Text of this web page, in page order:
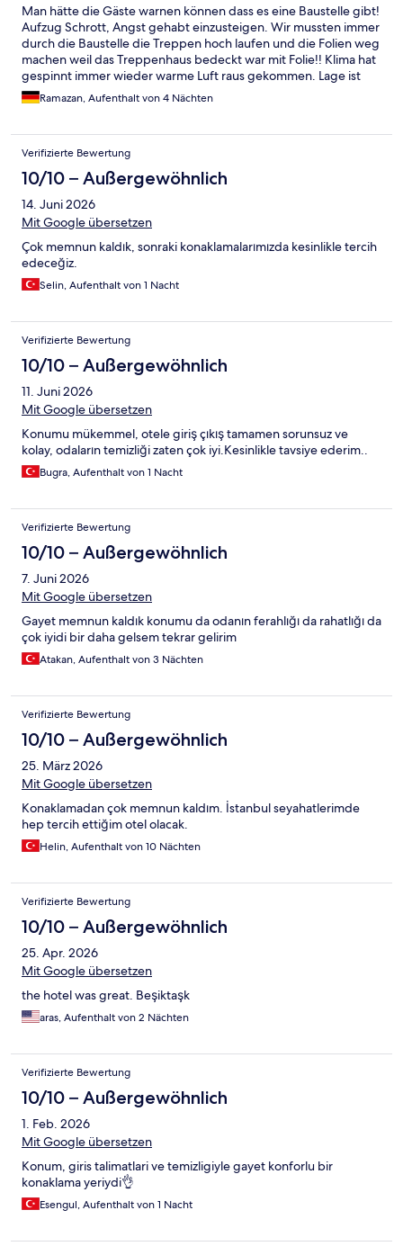
Man hätte die Gäste warnen können dass es eine Baustelle gibt!
Aufzug Schrott, Angst gehabt einzusteigen. Wir mussten immer
durch die Baustelle die Treppen hoch laufen und die Folien weg
machen weil das Treppenhaus bedeckt war mit Folie!! Klima hat
gespinnt immer wieder warme Luft raus gekommen. Lage ist
super aber sonst nichts.
Ramazan, Aufenthalt von 4 Nächten
Verifizierte Bewertung
10/10 – Außergewöhnlich
14. Juni 2026
Mit Google übersetzen
Çok memnun kaldık, sonraki konaklamalarımızda kesinlikle tercih
edeceğiz.
Selin, Aufenthalt von 1 Nacht
Verifizierte Bewertung
10/10 – Außergewöhnlich
11. Juni 2026
Mit Google übersetzen
Konumu mükemmel, otele giriş çıkış tamamen sorunsuz ve
kolay, odaların temizliği zaten çok iyi.Kesinlikle tavsiye ederim..
Bugra, Aufenthalt von 1 Nacht
Verifizierte Bewertung
10/10 – Außergewöhnlich
7. Juni 2026
Mit Google übersetzen
Gayet memnun kaldık konumu da odanın ferahlığı da rahatlığı da
çok iyidi bir daha gelsem tekrar gelirim
Atakan, Aufenthalt von 3 Nächten
Verifizierte Bewertung
10/10 – Außergewöhnlich
25. März 2026
Mit Google übersetzen
Konaklamadan çok memnun kaldım. İstanbul seyahatlerimde
hep tercih ettiğim otel olacak.
Helin, Aufenthalt von 10 Nächten
Verifizierte Bewertung
10/10 – Außergewöhnlich
25. Apr. 2026
Mit Google übersetzen
the hotel was great. Beşiktaşk
aras, Aufenthalt von 2 Nächten
Verifizierte Bewertung
10/10 – Außergewöhnlich
1. Feb. 2026
Mit Google übersetzen
Konum, giris talimatlari ve temizligiyle gayet konforlu bir
konaklama yeriydi👌
Esengul, Aufenthalt von 1 Nacht